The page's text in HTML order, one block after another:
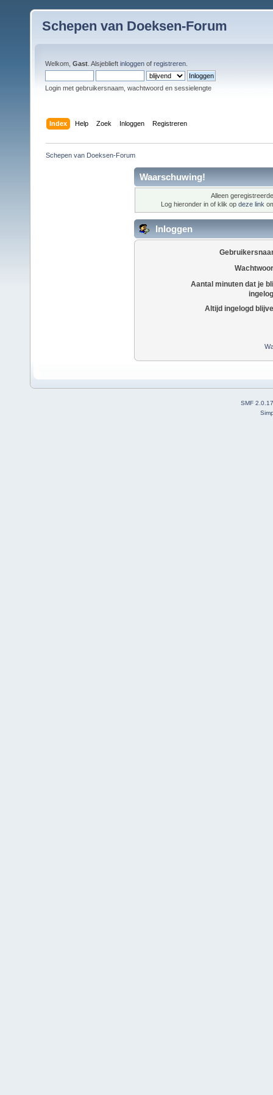
Schepen van Doeksen-Forum
Welkom, Gast . Alsjeblieft inloggen of registreren
Login met gebruikersnaam, wachtwoord en sessielengte
Index Help Zoek Inloggen Registreren
Schepen van Doeksen-Forum
Waarschuwing!
Alleen
Log hieronder in of klik op deze link
Inloggen
Aantal minuten dat je
Altijd ingelogd
SMF 2.0.17